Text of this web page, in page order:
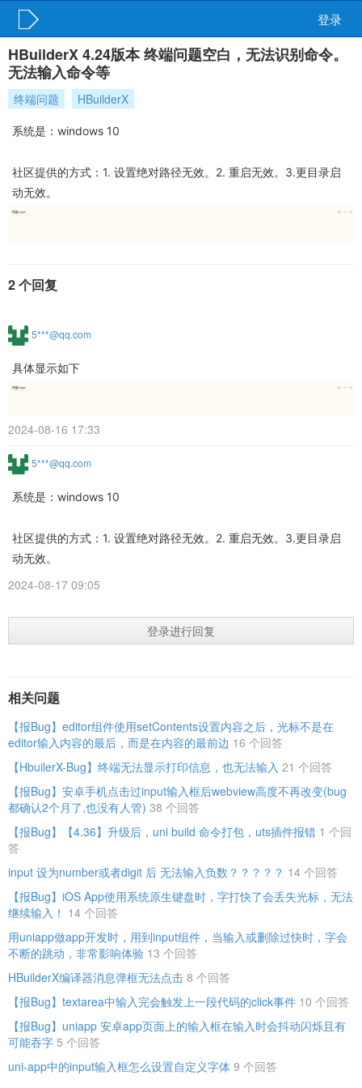
登录
HBuilderX 4.24版本 终端问题空白，无法识别命令。
无法输入命令等
终端问题 HBuilderX
系统是：windows 10
社区提供的方式：1. 设置绝对路径无效。2. 重启无效。3.更目录启
动无效。
2 个回复
5***@qq.com
具体显示如下
2024-08-16 17:33
5***@qq.com
系统是：windows 10
社区提供的方式：1. 设置绝对路径无效。2. 重启无效。3.更目录启
动无效。
2024-08-17 09:05
登录进行回复
相关问题
【报Bug】editor组件使用setContents设置内容之后，光标不是在
editor输入内容的最后，而是在内容的最前边 16 个回答
【HbuilerX-Bug】终端无法显示打印信息，也无法输入 21 个回答
【报Bug】安卓手机点击过input输入框后webview高度不再改变(bug
都确认2个月了,也没有人管) 38 个回答
【报Bug】【4.36】升级后，uni build 命令打包，uts插件报错 1 个回
答
input 设为number或者digit 后 无法输入负数？？？？？ 14 个回答
【报Bug】iOS App使用系统原生键盘时，字打快了会丢失光标，无法
继续输入！ 14 个回答
用uniapp做app开发时，用到input组件，当输入或删除过快时，字会
不断的跳动，非常影响体验 13 个回答
HBuilderX编译器消息弹框无法点击 8 个回答
【报Bug】textarea中输入完会触发上一段代码的click事件 10 个回答
【报Bug】uniapp 安卓app页面上的输入框在输入时会抖动闪烁且有
可能吞字 5 个回答
uni-app中的input输入框怎么设置自定义字体 9 个回答